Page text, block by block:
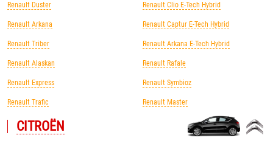
Renault Duster
Renault Arkana
Renault Triber
Renault Alaskan
Renault Express
Renault Trafic
Renault Clio E-Tech Hybrid
Renault Captur E-Tech Hybrid
Renault Arkana E-Tech Hybrid
Renault Rafale
Renault Symbioz
Renault Master
CITROЁN